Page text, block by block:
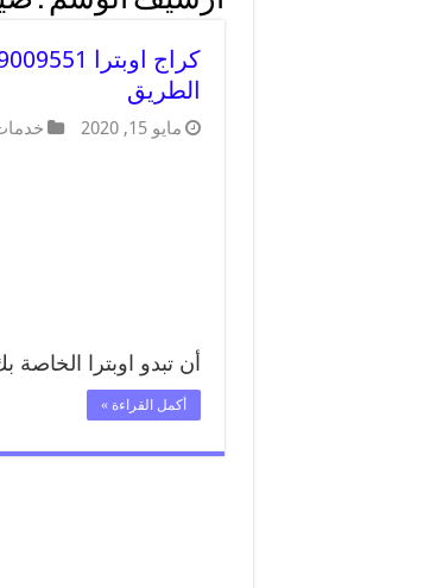
الطريق
مايو 15, 2020
أن تبدو اوبترا الخاصة
أكمل القراءة »